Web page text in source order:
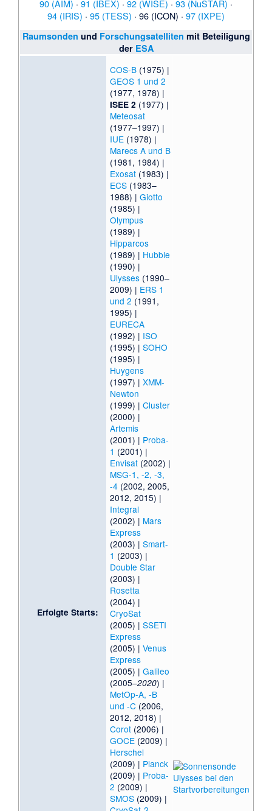
90 (AIM) · 91 (IBEX) · 92 (WISE) · 93 (NuSTAR) ·
94 (IRIS) · 95 (TESS) · 96 (ICON) · 97 (IXPE)
Raumsonden und Forschungsatelliten mit Beteiligung
der ESA
Erfolgte Starts:
COS-B(1975) |
GEOS 1 und 2
(1977, 1978) |
ISEE 2 (1977) |
Meteosat
(1977–1997) |
IUE(1978) |
Marecs A und B
(1981, 1984) |
Exosat(1983) |
ECS(1983–
1988) | Giotto
(1985) |
Olympus
(1989) |
Hipparcos
(1989) | Hubble
(1990) |
Ulysses(1990–
2009) | ERS 1
und 2 (1991,
1995) |
EURECA
(1992) | ISO
(1995) | SOHO
(1995) |
Huygens
(1997) | XMM-
Newton
(1999) | Cluster
(2000) |
Artemis
(2001) | Proba-
1 (2001) |
Envisat(2002) |
MSG-1, -2, -3,
-4(2002, 2005,
2012, 2015) |
Integral
(2002) | Mars
Express
(2003) | Smart-
1 (2003) |
Double Star
(2003) |
Rosetta
(2004) |
CryoSat
(2005) | SSETI
Express
(2005) | Venus
Express
(2005) | Galileo
(2005–2020) |
MetOp-A, -B
und -C(2006,
2012, 2018) |
Corot(2006) |
GOCE(2009) |
Herschel
(2009) | Planck
(2009) | Proba-
2 (2009) |
SMOS(2009) |